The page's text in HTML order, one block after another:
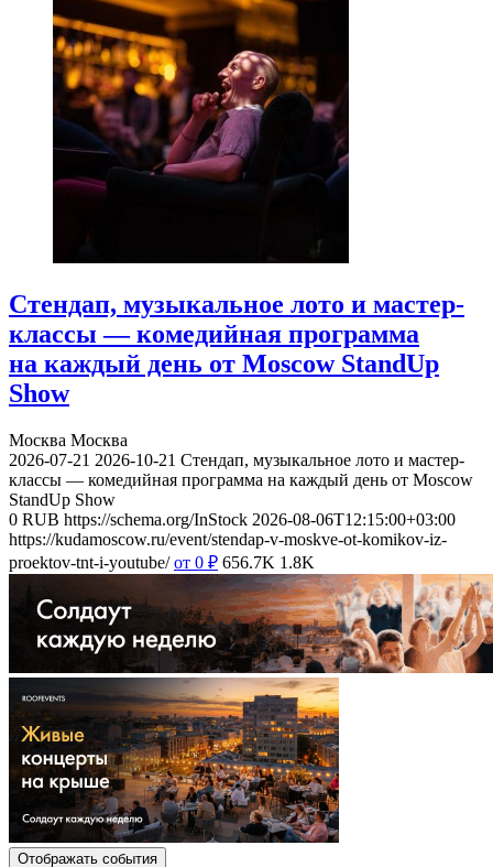
Стендап, музыкальное лото и мастер-
классы — комедийная программа
на каждый день от Moscow StandUp
Show
Москва Москва
2026-07-21 2026-10-21 Стендап, музыкальное лото и мастер-
классы — комедийная программа на каждый день от Moscow
StandUp Show
0 RUB https://schema.org/InStock 2026-08-06T12:15:00+03:00
https://kudamoscow.ru/event/stendap-v-moskve-ot-komikov-iz-
proektov-tnt-i-youtube/ от 0 ₽ 656.7K 1.8K
Отображать события